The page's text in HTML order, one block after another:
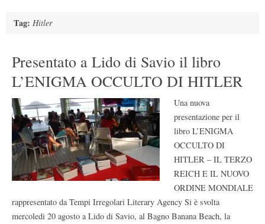
Tag: Hitler
Presentato a Lido di Savio il libro
L’ENIGMA OCCULTO DI HITLER
Una nuova
presentazione per il
libro L’ENIGMA
OCCULTO DI
HITLER – IL TERZO
REICH E IL NUOVO
ORDINE MONDIALE
rappresentato da Tempi Irregolari Literary Agency Si è svolta
mercoledi 20 agosto a Lido di Savio, al Bagno Banana Beach, la